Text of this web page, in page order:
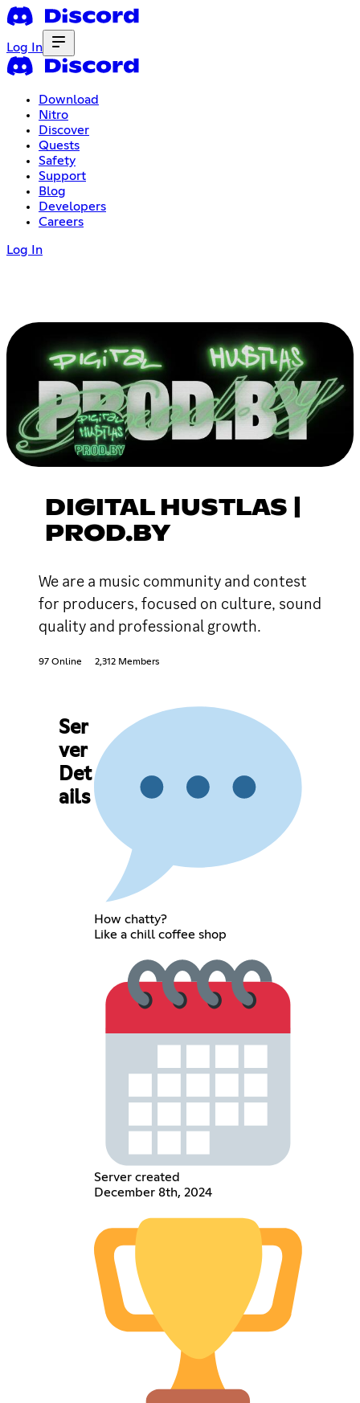
Log In
Download
Nitro
Discover
Quests
Safety
Support
Blog
Developers
Careers
Log In
DIGITAL HUSTLAS |
PROD.BY
We are a music community and contest
for producers, focused on culture, sound
quality and professional growth.
97 Online 2,312 Members
Ser
ver
Det
ails
How chatty?
Like a chill coffee shop
Server created
December 8th, 2024